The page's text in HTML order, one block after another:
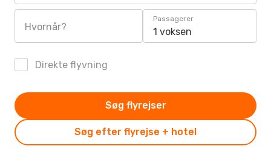
Hvornår?
Passagerer
1 voksen
Direkte flyvning
Søg efter flyrejse + hotel
Søg flyrejser